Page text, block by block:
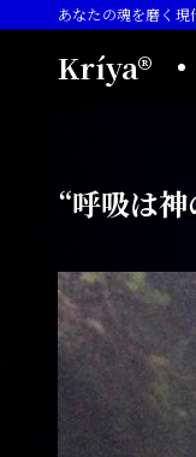
あなたの魂を磨く
Kríya®
“呼吸は